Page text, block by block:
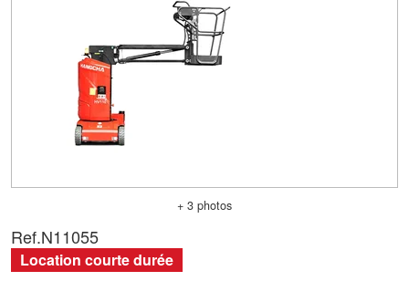
+ 3 photos
Ref.N11055
Location courte durée